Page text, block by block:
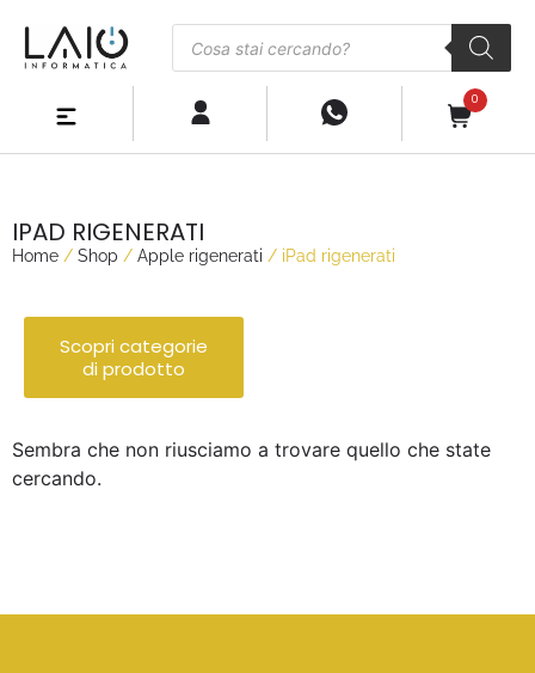
0
IPAD RIGENERATI
Home / Shop / Apple rigenerati / iPad rigenerati
Scopri categorie
di prodotto
Sembra che non riusciamo a trovare quello che state
cercando.